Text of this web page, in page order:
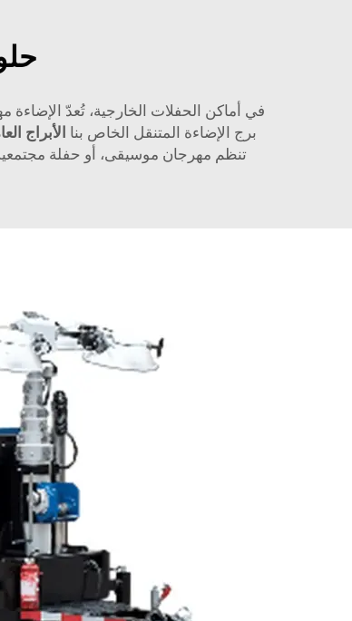
برج الإضاءة المتنقل الخاص بنا الأبراج
تنظم مهرجان موسيقى، أو حفلة